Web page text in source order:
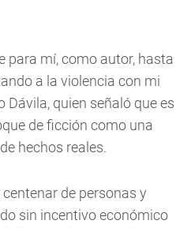
para mí, como autor, hasta
a la violencia con mi
Dávila, quien señaló que es
de ficción como una
hechos reales.
de personas y
sin incentivo económico